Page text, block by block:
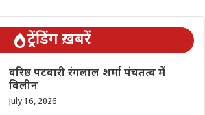
ट्रेंडिंग ख़बरें
वरिष्ठ पटवारी रंगलाल शर्मा पंचतत्व में
विलीन
July 16, 2026